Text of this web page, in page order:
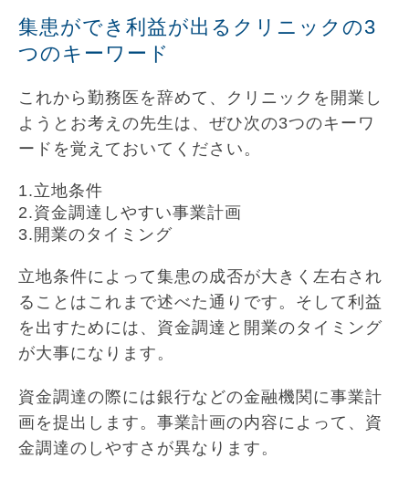
集患ができ利益が出るクリニックの3
つのキーワード
これから勤務医を辞めて、クリニックを開業し
ようとお考えの先生は、ぜひ次の3つのキーワ
ードを覚えておいてください。
1.立地条件
2.資金調達しやすい事業計画
3.開業のタイミング
立地条件によって集患の成否が大きく左右され
ることはこれまで述べた通りです。そして利益
を出すためには、資金調達と開業のタイミング
が大事になります。
資金調達の際には銀行などの金融機関に事業計
画を提出します。事業計画の内容によって、資
金調達のしやすさが異なります。